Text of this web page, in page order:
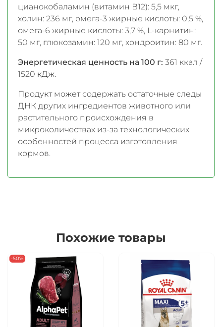
цианокобаламин (витамин В12): 5,5 мкг,
холин: 236 мг, омега-3 жирные кислоты: 0,5 %,
омега-6 жирные кислоты: 3,7 %, L-карнитин:
50 мг, глюкозамин: 120 мг, хондроитин: 80 мг.
Энергетическая ценность на 100 г: 361 ккал /
1520 кДж.
Продукт может содержать остаточные следы
ДНК других ингредиентов животного или
растительного происхождения в
микроколичествах из-за технологических
особенностей процесса изготовления
кормов.
Похожие товары
-50%